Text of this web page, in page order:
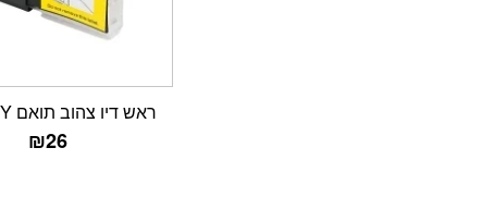
ראש דיו צהוב תואם LC1100Y
₪26